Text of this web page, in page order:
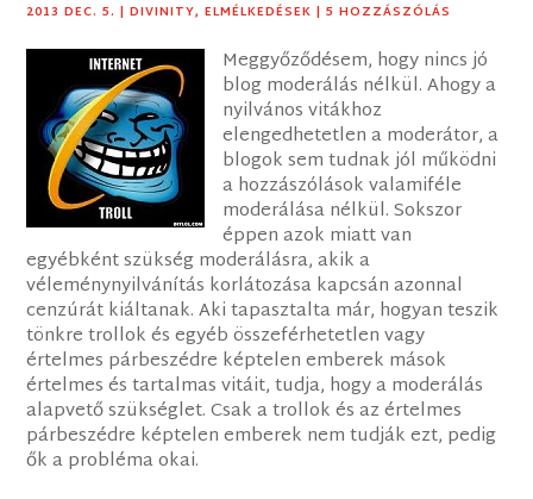
2013 DEC. 5. |DIVINITY,ELMÉLKEDÉSEK |5 HOZZÁSZÓLÁS
Meggyőződésem, hogy nincs jó
blog moderálás nélkül. Ahogy a
nyilvános vitákhoz
elengedhetetlen a moderátor, a
blogok sem tudnak jól működni
a hozzászólások valamiféle
moderálása nélkül. Sokszor
éppen azok miatt van
egyébként szükség moderálásra, akik a
véleménynyilvánítás korlátozása kapcsán azonnal
cenzúrát kiáltanak. Aki tapasztalta már, hogyan teszik
tönkre trollok és egyéb összeférhetetlen vagy
értelmes párbeszédre képtelen emberek mások
értelmes és tartalmas vitáit, tudja, hogy a moderálás
alapvető szükséglet. Csak a trollok és az értelmes
párbeszédre képtelen emberek nem tudják ezt, pedig
ők a probléma okai.